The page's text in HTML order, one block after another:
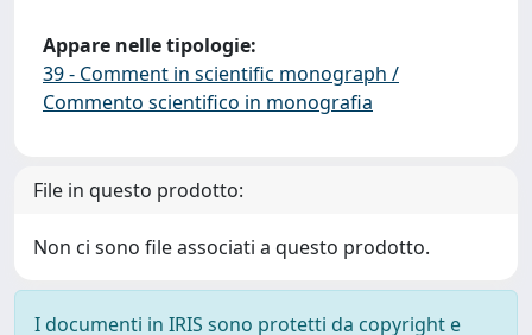
Appare nelle tipologie:
39 - Comment in scientific monograph /
Commento scientifico in monografia
File in questo prodotto:
Non ci sono file associati a questo prodotto.
I documenti in IRIS sono protetti da copyright e